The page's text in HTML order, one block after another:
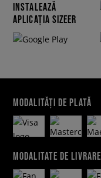
INSTALEAZĂ
APLICAȚIA SIZEER
MODALITĂȚI DE PLATĂ
MODALITATE DE LIVRARE